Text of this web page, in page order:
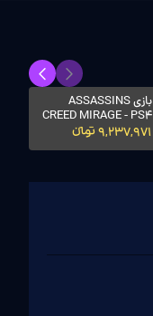
بازی ASSASSINS
CREED MIRAGE - PS4
9,237,971 تومانءءء